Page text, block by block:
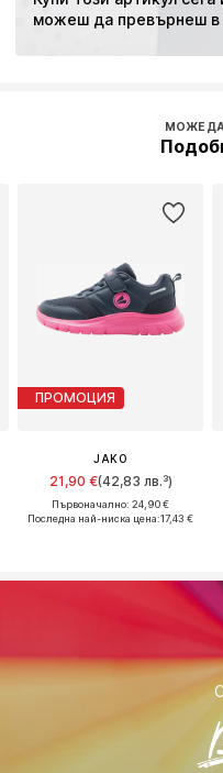
можеш да превърнеш в
МОЖЕ
ПРОМОЦИЯ
JAKO
21,90 €(42,83 лв.³)
Първоначално: 24,90 €
Последна най-ниска цена:17,43 €